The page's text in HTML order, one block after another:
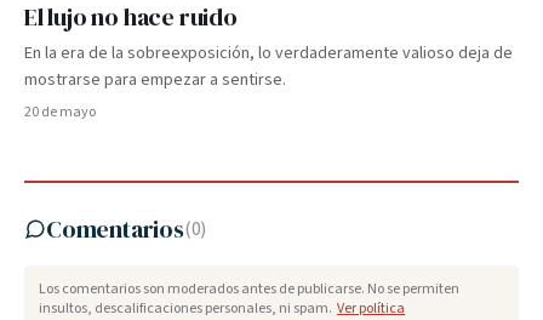
El lujo no hace ruido
En la era de la sobreexposición, lo verdaderamente valioso deja de
mostrarse para empezar a sentirse.
20 de mayo
Comentarios(0)
Los comentarios son moderados antes de publicarse. No se permiten
insultos, descalificaciones personales, ni spam. Ver política